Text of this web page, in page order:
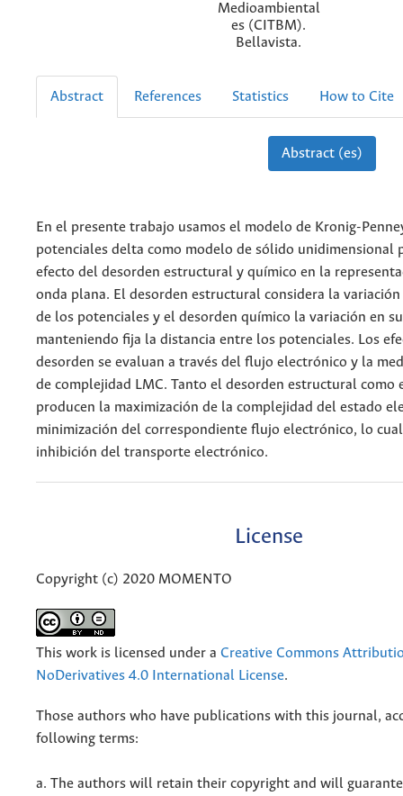
Medioambiental
es (CITBM).
Bellavista.
Abstract References Statistics How to Cite
Abstract (es)
En el presente trabajo usamos el modelo de Kronig-
potenciales delta como modelo de sólido unidimensional
efecto del desorden estructural y químico en la
onda plana. El desorden estructural considera la
de los potenciales y el desorden químico la variación en
manteniendo fija la distancia entre los potenciales. Los
desorden se evaluan a través del flujo electrónico y la
de complejidad LMC. Tanto el desorden estructural como
producen la maximización de la complejidad del estado
minimización del correspondiente flujo electrónico, lo
inhibición del transporte electrónico.
License
Copyright (c) 2020 MOMENTO
This work is licensed under a Creative Commons
NoDerivatives 4.0 International License.
Those authors who have publications with this journal,
following terms:
a. The authors will retain their copyright and will